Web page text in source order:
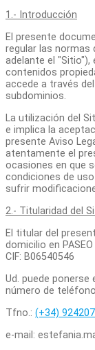
1.- Introducción
El presente
regular las
adelante el
contenidos
accede a través
subdominios.
La utilización del
e implica la
presente Aviso
atentamente el
ocasiones en que
condiciones de
sufrir
2.- Titularidad del
El titular del
domicilio en PASEO
CIF: B06540546
Ud. puede
número de
Tfno.: (+34)
e-mail: